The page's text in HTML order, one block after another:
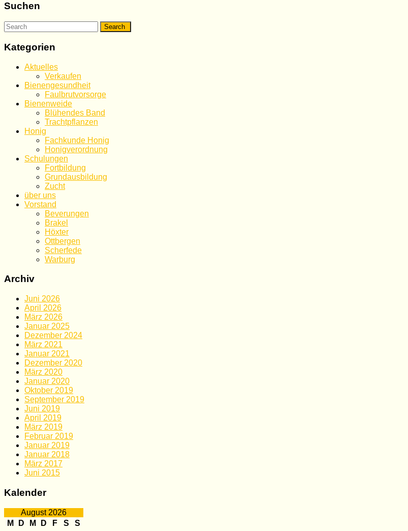
Suchen
Search
for:
Kategorien
Aktuelles
Verkaufen
Bienengesundheit
Faulbrutvorsorge
Bienenweide
Blühendes Band
Trachtpflanzen
Honig
Fachkunde Honig
Honigverordnung
Schulungen
Fortbildung
Grundausbildung
Zucht
über uns
Vorstand
Beverungen
Brakel
Höxter
Ottbergen
Scherfede
Warburg
Archiv
Juni 2026
April 2026
März 2026
Januar 2025
Dezember 2024
März 2021
Januar 2021
Dezember 2020
März 2020
Januar 2020
Oktober 2019
September 2019
Juni 2019
April 2019
März 2019
Februar 2019
Januar 2019
Januar 2018
März 2017
Juni 2015
Kalender
August 2026
M
D M D F S
S